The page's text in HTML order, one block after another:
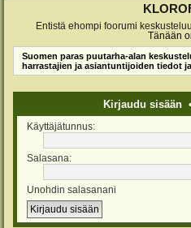
Entistä ehompi foorumi
Tänään
Suomen paras puutarha-alan
harrastajien ja asiantuntijoiden tiedot
Kirjaudu sisään
Käyttäjätunnus:
Salasana:
Unohdin salasanani